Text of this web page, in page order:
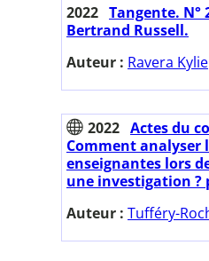
2022 Tangente. N°
Bertrand Russell.
Auteur : Ravera Kylie
2022 Actes du
Comment analyser
enseignantes lors
une investigation ?
Auteur : Tufféry-